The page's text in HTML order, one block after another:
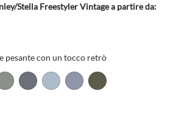
Stella Freestyler Vintage a partire da:
pesante con un tocco retrò